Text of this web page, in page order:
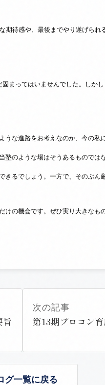
待感や、最後までやり遂げら
まってはいませんでした。しか
な進路をお考えなのか、今の私
のような場はそうあるもので
るでしょう。一方で、そのぶん
の機会です。ぜひ実り大きなも
次の記事
第13期プロコン
グ一覧に戻る